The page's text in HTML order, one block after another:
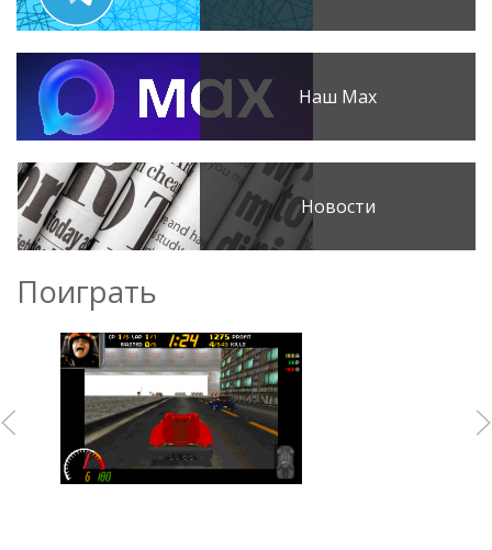
Наш Max
Новости
Поиграть